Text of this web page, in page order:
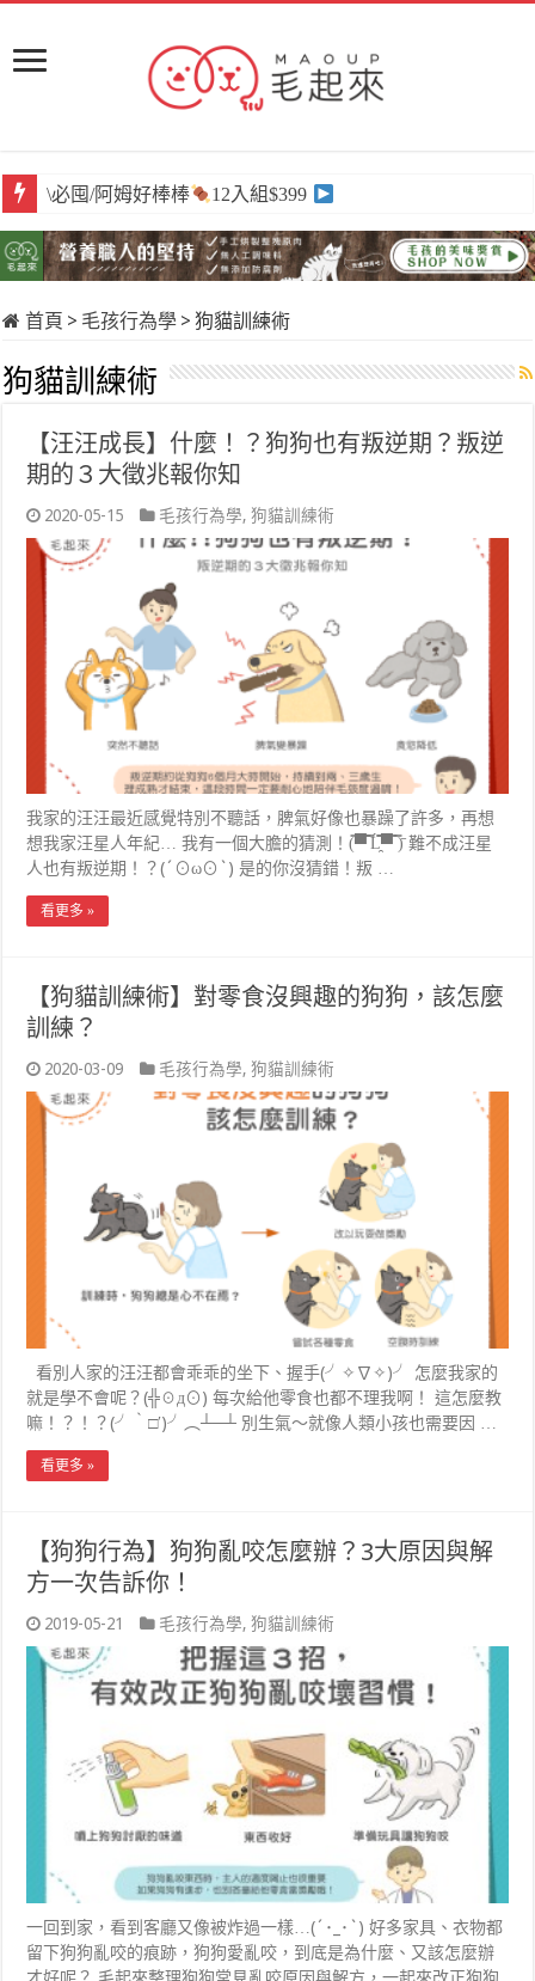
\必囤/阿姆好棒棒 12入組$399
首頁 > 毛孩行為學 > 狗貓訓練術
狗貓訓練術
【汪汪成長】什麼！？狗狗也有叛逆期？叛逆
期的３大徵兆報你知
2020-05-15 毛孩行為學,狗貓訓練術
我家的汪汪最近感覺特別不聽話，脾氣好像也暴躁了許多，再想
想我家汪星人年紀… 我有一個大膽的猜測！(̿▀̿ ̿Ĺ̯̿̿▀̿ ̿)̄ 難不成汪星
人也有叛逆期！？(´⊙ω⊙`) 是的你沒猜錯！叛 …
看更多 »
【狗貓訓練術】對零食沒興趣的狗狗，該怎麼
訓練？
2020-03-09 毛孩行為學,狗貓訓練術
看別人家的汪汪都會乖乖的坐下、握手(╯✧∇✧)╯ 怎麼我家的
就是學不會呢？(╬☉д⊙) 每次給他零食也都不理我啊！ 這怎麼教
嘛！？！？(╯‵□′)╯︵┴─┴ 別生氣～就像人類小孩也需要因 …
看更多 »
【狗狗行為】狗狗亂咬怎麼辦？3大原因與解
方一次告訴你！
2019-05-21 毛孩行為學,狗貓訓練術
一回到家，看到客廳又像被炸過一樣…(´･_･`) 好多家具、衣物都
留下狗狗亂咬的痕跡，狗狗愛亂咬，到底是為什麼、又該怎麼辦